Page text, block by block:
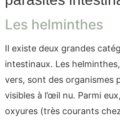
Les helminthes
Il existe deux grandes
intestinaux. Les
vers, sont des organismes
visibles à l’œil nu. Parmi
oxyures (très courants